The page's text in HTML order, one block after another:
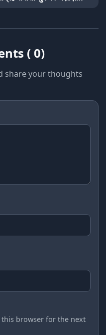
( 0)
share your thoughts
this browser for the next